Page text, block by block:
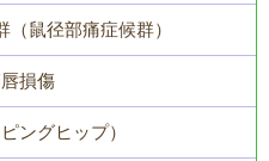
鼠径部痛症候群）
損傷
ングヒップ）